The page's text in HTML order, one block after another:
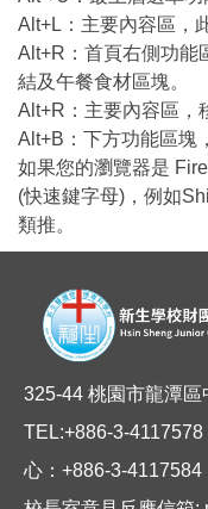
Alt+L：主要內容區，
Alt+R：首頁右側功能
結及午餐食材區塊。
Alt+R：主要內容區，
Alt+B：下方功能區塊
如果您的瀏覽器是
(快速鍵字母)，例如
類推。
325-44 桃園市龍潭
TEL:+886-3-
心：+886-3-4117584